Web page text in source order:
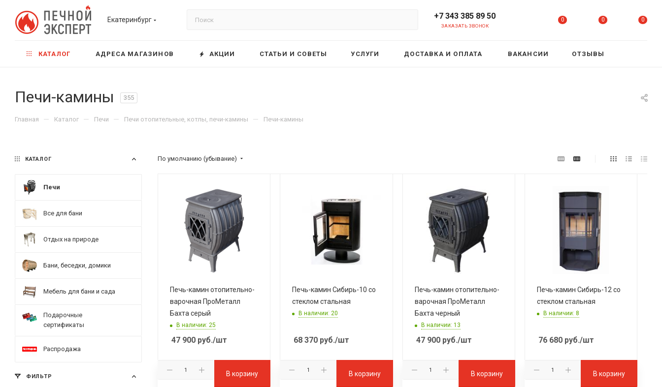
Екатеринбург +7 343 385 89 50
ЗАКАЗАТЬ ЗВОНОК
0 0 0
КАТАЛОГ АДРЕСА МАГАЗИНОВ АКЦИИ СТАТЬИ И СОВЕТЫ УСЛУГИ ДОСТАВКА И ОПЛАТА ВАКАНСИИ ОТЗЫВЫ
Печи-камины 355
Главная — Каталог — Печи — Печи отопительные, котлы, печи-камины — Печи-камины
По умолчанию (убывание)
Печь-камин отопительно-
варочная ПроМеталл
Бахта серый
В наличии: 25
47 900 руб./шт
В корзину
Печь-камин Сибирь-10 со
стеклом стальная
В наличии: 20
68 370 руб./шт
В корзину
Печь-камин отопительно-
варочная ПроМеталл
Бахта черный
В наличии: 13
47 900руб./шт
В корзину
Печь-камин Сибирь-12 со
стеклом стальная
В наличии: 8
76 680руб./шт
В корзину
КАТАЛОГ
Печи
Все для бани
Отдых на природе
Бани, беседки, домики
Мебель для бани и сада
Подарочные
сертификаты
Распродажа
ФИЛЬТР